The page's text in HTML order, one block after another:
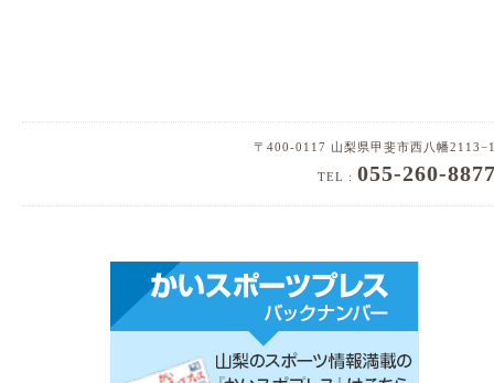
〒400-0117 山梨県甲斐市西八幡
TEL : 055-260-